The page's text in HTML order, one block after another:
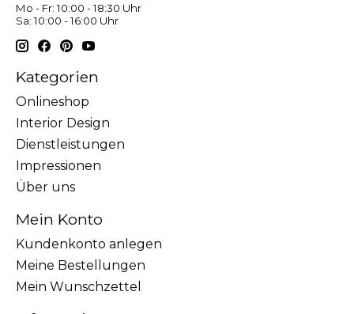
Mo - Fr: 10:00 - 18:30 Uhr
Sa: 10:00 - 16:00 Uhr
Kategorien
Onlineshop
Interior Design
Dienstleistungen
Impressionen
Über uns
Mein Konto
Kundenkonto anlegen
Meine Bestellungen
Mein Wunschzettel